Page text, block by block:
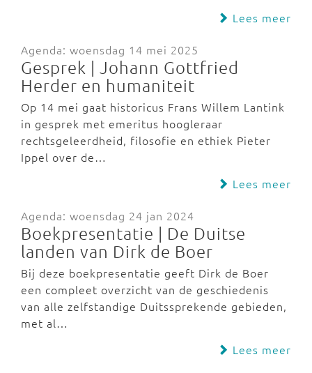
Lees meer
Agenda: woensdag 14 mei 2025
Gesprek | Johann Gottfried
Herder en humaniteit
Op 14 mei gaat historicus Frans Willem Lantink
in gesprek met emeritus hoogleraar
rechtsgeleerdheid, filosofie en ethiek Pieter
Ippel over de…
Lees meer
Agenda: woensdag 24 jan 2024
Boekpresentatie | De Duitse
landen van Dirk de Boer
Bij deze boekpresentatie geeft Dirk de Boer
een compleet overzicht van de geschiedenis
van alle zelfstandige Duitssprekende gebieden,
met al…
Lees meer